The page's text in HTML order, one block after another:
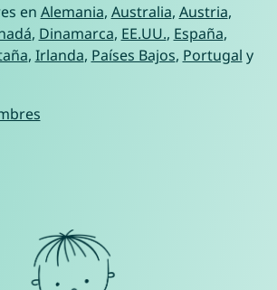
en Alemania, Australia, Austria,
, Dinamarca, EE.UU., España,
, Irlanda, Países Bajos, Portugal y